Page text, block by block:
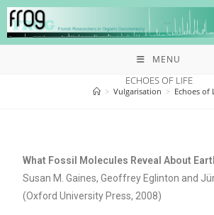
MENU
ECHOES OF LIFE
> Vulgarisation > Echoes of
What Fossil Molecules Reveal About
Susan M. Gaines, Geoffrey Eglinton and
(Oxford University Press, 2008)